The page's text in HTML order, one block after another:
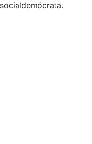
socialdemócrata.